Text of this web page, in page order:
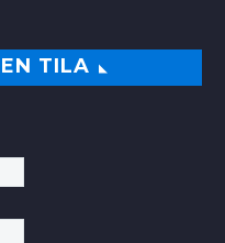
TILA